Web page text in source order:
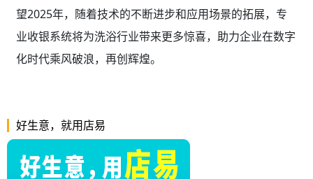
望2025年，随着技术的不断进步和应用场景的拓展，专
业收银系统将为洗浴行业带来更多惊喜，助力企业在数字
化时代乘风破浪，再创辉煌。
好生意，就用店易